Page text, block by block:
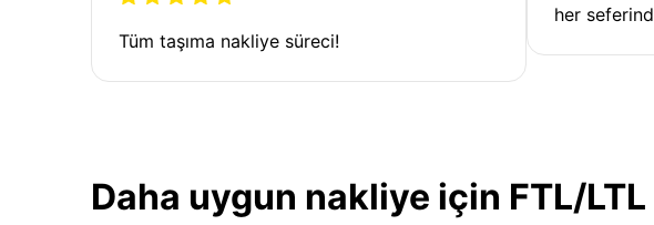
Tüm taşıma nakliye süreci!
her
Daha uygun nakliye için FTL/